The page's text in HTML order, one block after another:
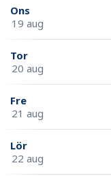
Ons
19 aug
Tor
20 aug
Fre
21 aug
Lör
22 aug